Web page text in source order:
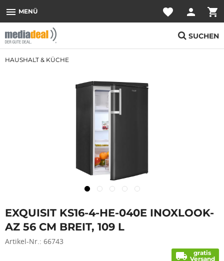
menu MENÜ favorite person shopping_cart
SUCHEN
HAUSHALT & KÜCHE
EXQUISIT KS16-4-HE-040E INOXLOOK-
AZ 56 CM BREIT, 109 L
Artikel-Nr.: 66743
local_shipping
gratis
Versand